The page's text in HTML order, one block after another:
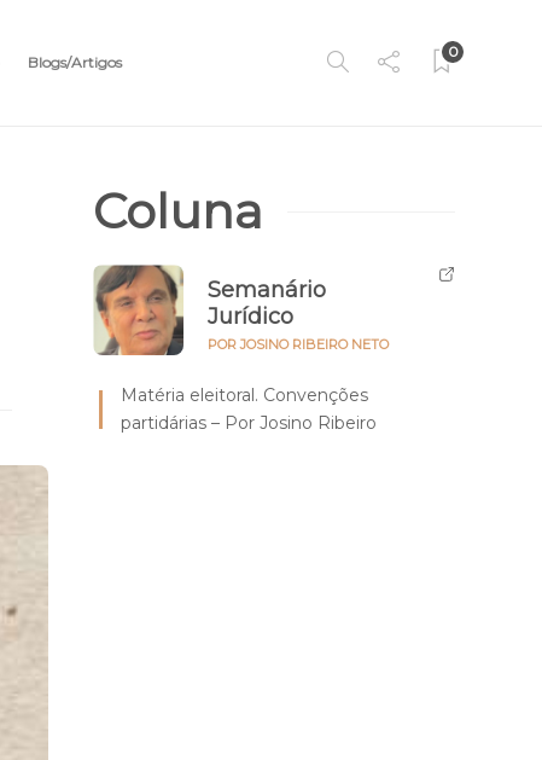
Blogs/Artigos
0
Coluna
Semanário
Jurídico
POR JOSINO RIBEIRO NETO
Matéria eleitoral. Convenções
partidárias – Por Josino Ribeiro